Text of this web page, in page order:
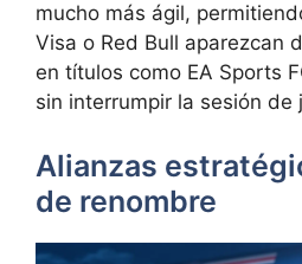
mucho más ágil,
Visa o Red Bull aparezcan
en títulos como EA Sports
sin interrumpir la sesión de
Alianzas
de renombre